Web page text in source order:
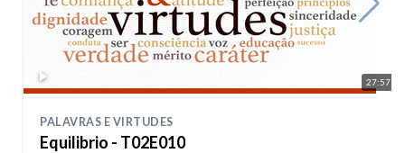
27:57
PALAVRAS E VIRTUDES
Equilibrio - T02E010